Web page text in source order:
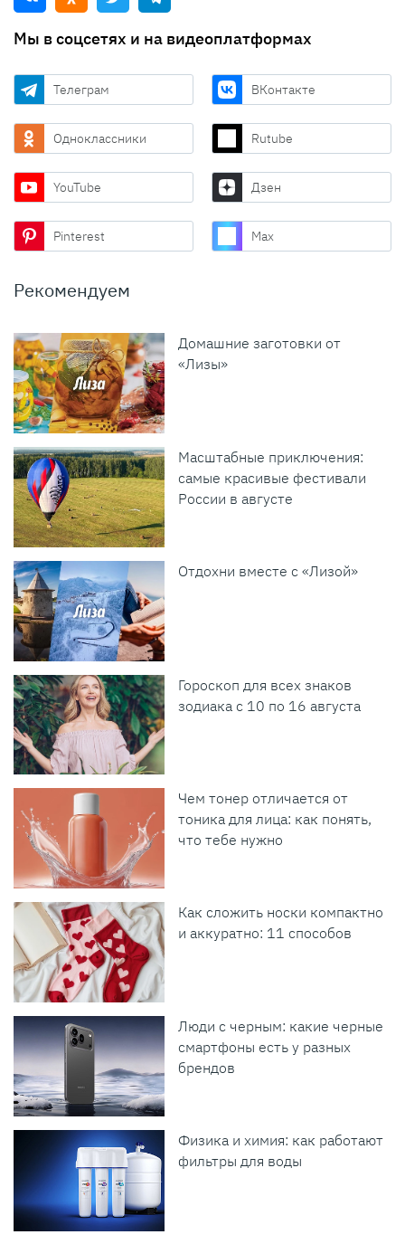
Мы в соцсетях и на видеоплатформах
Телеграм ВКонтакте
Одноклассники Rutube
YouTube Дзен
Pinterest Max
Рекомендуем
Домашние заготовки от
«Лизы»
Масштабные приключения:
самые красивые фестивали
России в августе
Отдохни вместе с «Лизой»
Гороскоп для всех знаков
зодиака с 10 по 16 августа
Чем тонер отличается от
тоника для лица: как понять,
что тебе нужно
Как сложить носки компактно
и аккуратно: 11 способов
Люди с черным: какие черные
смартфоны есть у разных
брендов
Физика и химия: как работают
фильтры для воды